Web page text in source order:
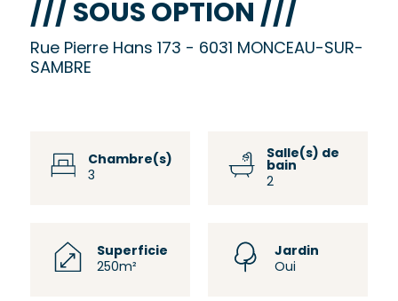
/// SOUS OPTION ///
Rue Pierre Hans 173 - 6031 MONCEAU-SUR-
SAMBRE
Chambre(s)
3
Salle(s) de
bain
2
Superficie
250m²
Jardin
Oui